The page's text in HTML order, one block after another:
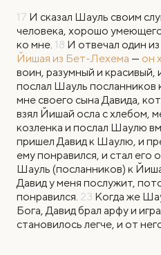
17 И сказал Шауль своим
человека, хорошо
ко мне. 18 И отвечал один из
Йишая из Бет-Лехема — он
воин, разумный и красивый,
послал Шауль посланников
мне своего сына Давида,
взял Йишай осла с хлебом,
козленка и послал Шаулю
пришел Давид к Шаулю, и
ему понравился, и стал его
Шауль (посланников) к
Давид у меня послужит,
понравился. 23 Когда же
Бога, Давид брал арфу и
становилось легче, и от